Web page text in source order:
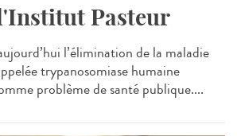
Pasteur
l’élimination de la maladie
trypanosomiase humaine
problème de santé publique....